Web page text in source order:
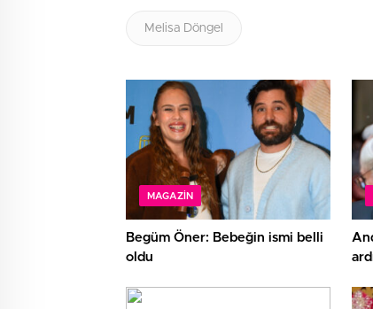
Melisa Döngel
MAGAZIN
Begüm Öner: Bebeğin ismi belli
oldu